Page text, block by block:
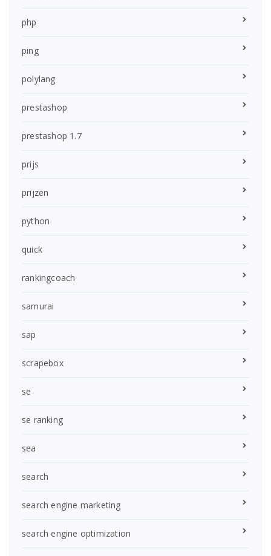
php
ping
polylang
prestashop
prestashop 1.7
prijs
prijzen
python
quick
rankingcoach
samurai
sap
scrapebox
se
se ranking
sea
search
search engine marketing
search engine optimization